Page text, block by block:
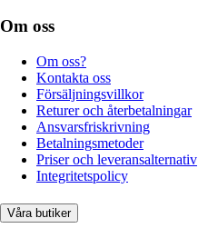
Om oss
Om oss?
Kontakta oss
Försäljningsvillkor
Returer och återbetalningar
Ansvarsfriskrivning
Betalningsmetoder
Priser och leveransalternativ
Integritetspolicy
Våra butiker